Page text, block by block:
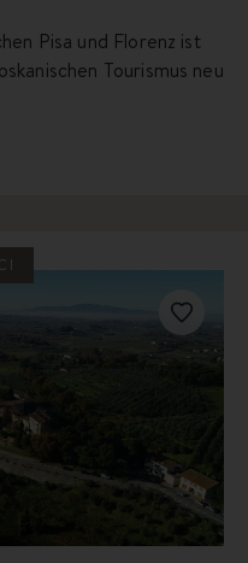
Pisa und Florenz ist
Tourismus neu